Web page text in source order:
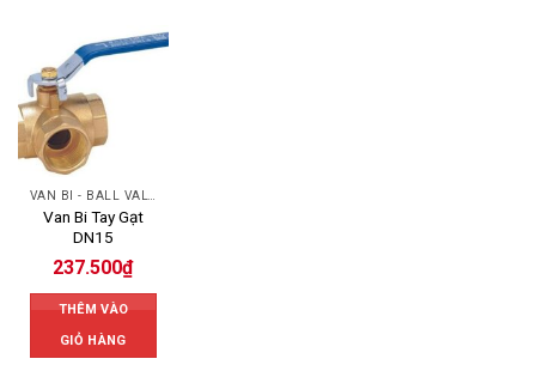
VAN BI - BALL VALVES
Van Bi Tay Gạt
DN15
237.500₫
THÊM VÀO
GIỎ HÀNG